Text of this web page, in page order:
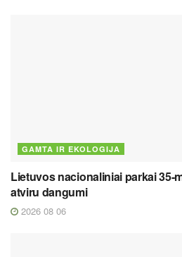
GAMTA IR EKOLOGIJA
Lietuvos nacionaliniai parkai 35-
atviru dangumi
2026 08 06